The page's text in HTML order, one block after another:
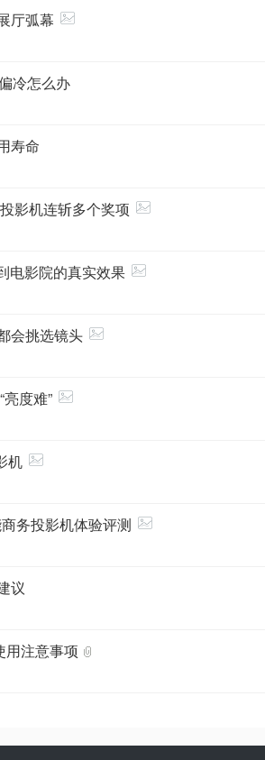
厅弧幕
冷怎么办
寿命
影机连斩多个奖项
电影院的真实效果
会挑选镜头
度难”
机
务投影机体验评测
议
用注意事项